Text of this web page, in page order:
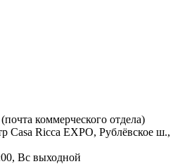
(почта коммерческого отдела)
Casa Ricca EXPO, Рублёвское ш.,
Вс выходной